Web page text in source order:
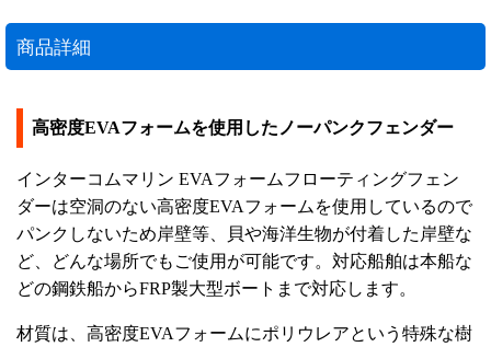
商品詳細
高密度EVAフォームを使用したノーパンクフェンダー
インターコムマリン EVAフォームフローティングフェン
ダーは空洞のない高密度EVAフォームを使用しているので
パンクしないため岸壁等、貝や海洋生物が付着した岸壁な
ど、どんな場所でもご使用が可能です。対応船舶は本船な
どの鋼鉄船からFRP製大型ボートまで対応します。
材質は、高密度EVAフォームにポリウレアという特殊な樹